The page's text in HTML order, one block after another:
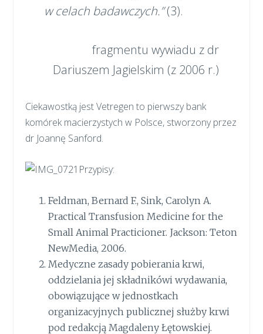
w celach badawczych.”(3).
fragmentu wywiadu z dr
Dariuszem Jagielskim (z 2006 r.)
Ciekawostką jest Vetregen to pierwszy bank
komórek macierzystych w Polsce, stworzony przez
dr Joannę Sanford.
Przypisy:
Feldman, Bernard F., Sink, Carolyn A.
Practical Transfusion Medicine for the
Small Animal Practicioner. Jackson: Teton
NewMedia, 2006.
Medyczne zasady pobierania krwi,
oddzielania jej składnikówi wydawania,
obowiązujące w jednostkach
organizacyjnych publicznej służby krwi
pod redakcją Magdaleny Łętowskiej.